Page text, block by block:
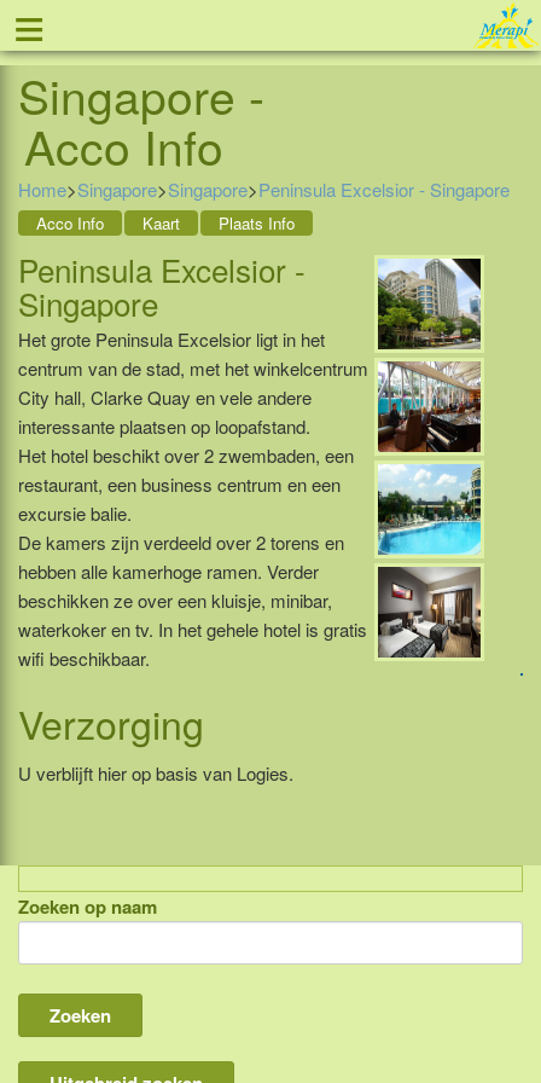
≡ Tel: 088 - 81 11 999
Peninsula Excelsior -
Singapore -
Acco Info
Home>Singapore>Singapore>Peninsula Excelsior - Singapore
Acco Info Kaart Plaats Info
Peninsula Excelsior -
Singapore
Het grote Peninsula Excelsior ligt in het
centrum van de stad, met het winkelcentrum
City hall, Clarke Quay en vele andere
interessante plaatsen op loopafstand.
Het hotel beschikt over 2 zwembaden, een
restaurant, een business centrum en een
excursie balie.
De kamers zijn verdeeld over 2 torens en
hebben alle kamerhoge ramen. Verder
beschikken ze over een kluisje, minibar,
waterkoker en tv. In het gehele hotel is gratis
wifi beschikbaar.
Verzorging
U verblijft hier op basis van Logies.
Indonesië, eilandcombinaties
Bali
Lombok
Flores & Komodo
Zoeken op naam